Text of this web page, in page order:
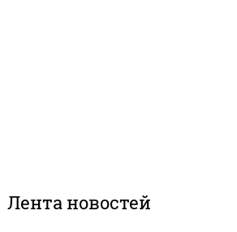
Лента новостей